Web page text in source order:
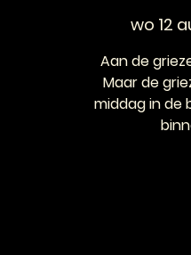
wo 12
Aan de
Maar de
middag in de